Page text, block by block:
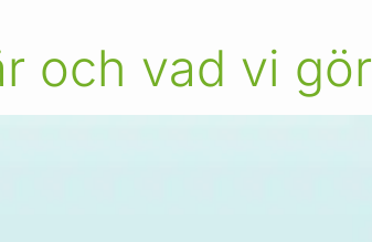
och vad vi gör